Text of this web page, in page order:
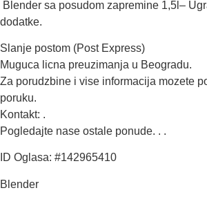
Blender sa posudom zapremine 1,5l–
dodatke.
Slanje postom (Post Express)
Muguca licna preuzimanja u Beogradu.
Za porudzbine i vise informacija mozete
poruku.
Kontakt: .
Pogledajte nase ostale ponude. . .
ID Oglasa: #142965410
Blender